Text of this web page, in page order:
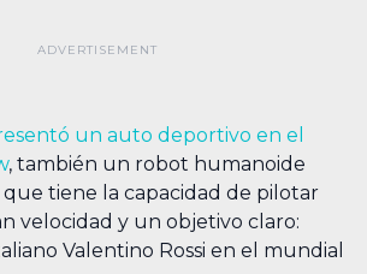
un auto deportivo en el
, también un robot humanoide
que tiene la capacidad de pilotar
velocidad y un objetivo claro:
Valentino Rossi en el mundial